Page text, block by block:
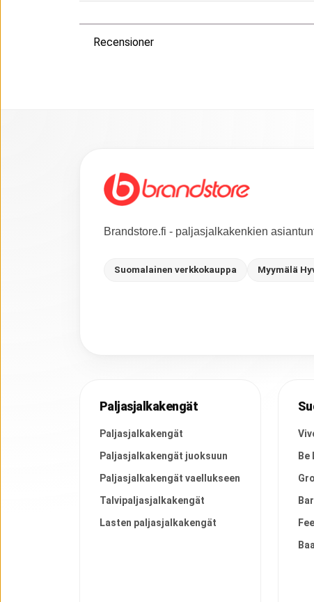
Recensioner
Brandstore.fi - paljasjalkakenkien
Suomalainen verkkokauppa Myymälä
Paljasjalkakengät
Paljasjalkakengät
Paljasjalkakengät juoksuun
Paljasjalkakengät vaellukseen
Talvipaljasjalkakengät
Lasten paljasjalkakengät
Be